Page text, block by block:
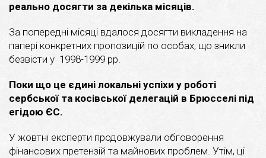
реально досягти за декілька місяців.
За попередні місяці вдалося досягти викладення на
папері конкретних пропозицій по особах, що зникли
безвісти у 1998-1999 рр.
Поки що це єдині локальні успіхи у роботі
сербської та косівської делегацій в Брюсселі під
егідою ЄС.
У жовтні експерти продовжували обговорення
фінансових претензій та майнових проблем. Утім, ці